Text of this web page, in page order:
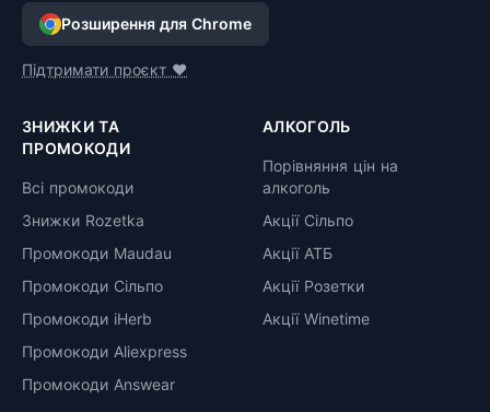
Розширення для Chrome
Підтримати проєкт ❤️
ЗНИЖКИ ТА
ПРОМОКОДИ
Всі промокоди
Знижки Rozetka
Промокоди Maudau
Промокоди Сільпо
Промокоди iHerb
Промокоди Aliexpress
Промокоди Answear
АЛКОГОЛЬ
Порівняння цін на
алкоголь
Акції Сільпо
Акції АТБ
Акції Розетки
Акції Winetime